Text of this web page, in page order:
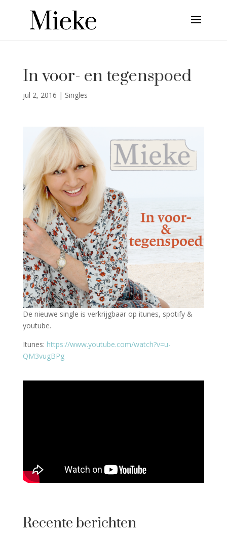
In voor- en tegenspoed
jul 2, 2016 | Singles
De nieuwe single is verkrijgbaar op itunes, spotify &
youtube.
Itunes: https://www.youtube.com/watch?v=u-
QM3vugBPg
Recente berichten